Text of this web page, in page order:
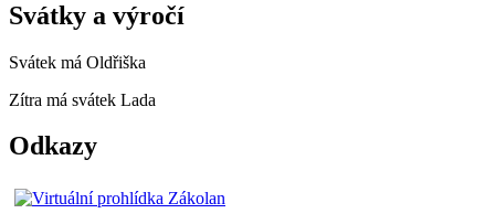
Svátky a výročí
Svátek má Oldřiška
Zítra má svátek Lada
Odkazy